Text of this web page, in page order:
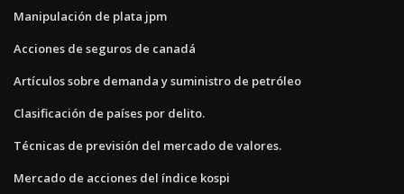
Manipulación de plata jpm
Acciones de seguros de canadá
Artículos sobre demanda y suministro de petróleo
Clasificación de países por delito.
Técnicas de previsión del mercado de valores.
Mercado de acciones del índice kospi